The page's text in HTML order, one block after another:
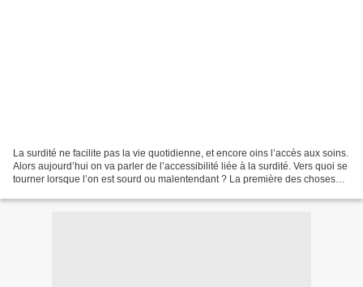
La surdité ne facilite pas la vie quotidienne, et encore oins l’accès aux soins.
Alors aujourd’hui on va parler de l’accessibilité liée à la surdité. Vers quoi se
tourner lorsque l’on est sourd ou malentendant ? La première des choses